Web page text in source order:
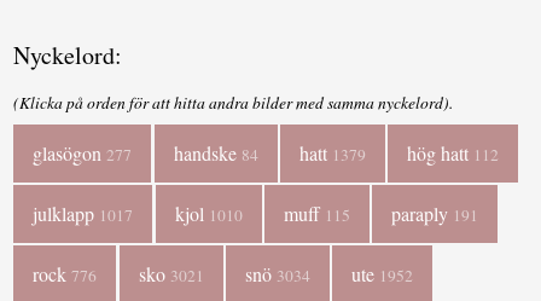
Nyckelord:
(Klicka på orden för att hitta andra bilder med samma nyckelord).
glasögon 277 handske 84 hatt 1379 hög hatt 112
julklapp 1017 kjol 1010 muff 115 paraply 191
rock776 sko 3021 snö 3034 ute 1952